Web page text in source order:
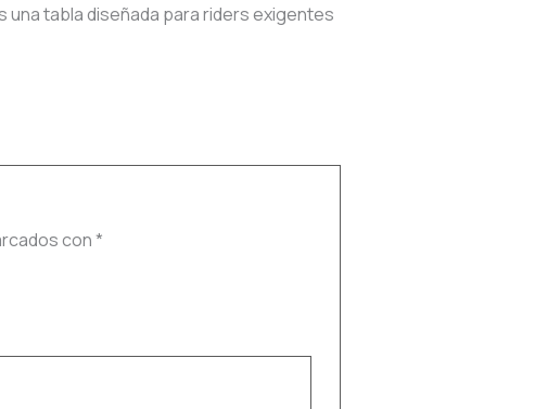
una tabla diseñada para riders exigentes
con*